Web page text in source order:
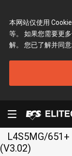
本网站仅使用
等。 如果您需要更
解。 您已了解并同
L4S5MG/651+
(V3.02)